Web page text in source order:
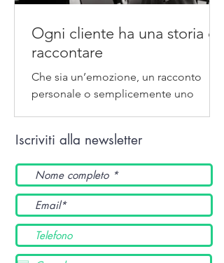
Ogni cliente ha una storia da
raccontare
Che sia un’emozione, un racconto
personale o semplicemente uno
Iscriviti alla newsletter